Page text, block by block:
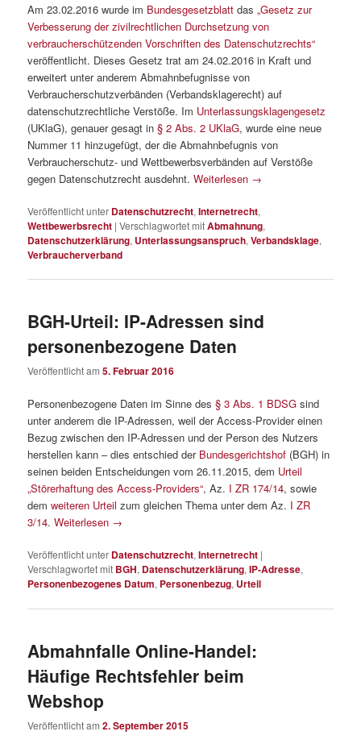
Am 23.02.2016 wurde im Bundesgesetzblatt das„Gesetz zur
Verbesserung der zivilrechtlichen Durchsetzung von
verbraucherschützenden Vorschriften des Datenschutzrechts“
veröffentlicht. Dieses Gesetz trat am 24.02.2016 in Kraft und
erweitert unter anderem Abmahnbefugnisse von
Verbraucherschutzverbänden (Verbandsklagerecht) auf
datenschutzrechtliche Verstöße. Im Unterlassungsklagengesetz
(UKlaG), genauer gesagt in§ 2 Abs. 2 UKlaG, wurde eine neue
Nummer 11 hinzugefügt, der die Abmahnbefugnis von
Verbraucherschutz- und Wettbewerbsverbänden auf Verstöße
gegen Datenschutzrecht ausdehnt.Weiterlesen →
Veröffentlicht unter Datenschutzrecht,Internetrecht,
Wettbewerbsrecht |Verschlagwortet mitAbmahnung,
Datenschutzerklärung, Unterlassungsanspruch,Verbandsklage,
Verbraucherverband
BGH-Urteil: IP-Adressen sind
personenbezogene Daten
Veröffentlicht am5. Februar 2016
Personenbezogene Daten im Sinne des§ 3 Abs. 1 BDSG sind
unter anderem die IP-Adressen, weil der Access-Provider einen
Bezug zwischen den IP-Adressen und der Person des Nutzers
herstellen kann – dies entschied der Bundesgerichtshof (BGH) in
seinen beiden Entscheidungen vom 26.11.2015, dem Urteil
„Störerhaftung des Access-Providers“, Az. I ZR 174/14, sowie
demweiteren Urteil zum gleichen Thema unter dem Az. I ZR
3/14.Weiterlesen →
Veröffentlicht unter Datenschutzrecht,Internetrecht |
Verschlagwortet mit BGH, Datenschutzerklärung,IP-Adresse,
Personenbezogenes Datum, Personenbezug, Urteil
Abmahnfalle Online-Handel:
Häufige Rechtsfehler beim
Webshop
Veröffentlicht am2. September 2015